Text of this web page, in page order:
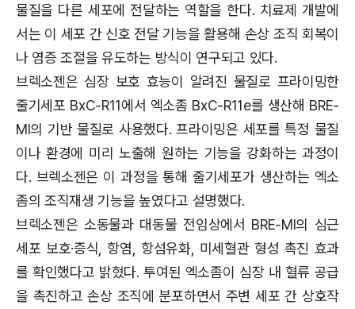
물질을 다른 세포에 전달하는 역할을 한다. 치료제 개발에
서는 이 세포 간 신호 전달 기능을 활용해 손상 조직 회복이
나 염증 조절을 유도하는 방식이 연구되고 있다.
브렉소젠은 심장 보호 효능이 알려진 물질로 프라이밍한
줄기세포 BxC-R11에서 엑소좀 BxC-R11e를 생산해 BRE-
MI의 기반 물질로 사용했다. 프라이밍은 세포를 특정 물질
이나 환경에 미리 노출해 원하는 기능을 강화하는 과정이
다. 브렉소젠은 이 과정을 통해 줄기세포가 생산하는 엑소
좀의 조직재생 기능을 높였다고 설명했다.
브렉소젠은 소동물과 대동물 전임상에서 BRE-MI의 심근
세포 보호·증식, 항염, 항섬유화, 미세혈관 형성 촉진 효과
를 확인했다고 밝혔다. 투여된 엑소좀이 심장 내 혈류 공급
을 촉진하고 손상 조직에 분포하면서 주변 세포 간 상호작